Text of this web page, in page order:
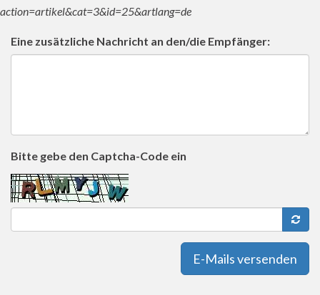
action=artikel&cat=3&id=25&artlang=de
Eine zusätzliche Nachricht an den/die Empfänger:
Bitte gebe den Captcha-Code ein
E-Mails versenden